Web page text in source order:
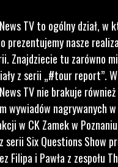
TV to ogólny dział, w
prezentujemy nasze
Znajdziecie tu zarówno
z serii „#tour report”. W
TV nie brakuje
wywiadów nagrywanych
w CK Zamek w
serii Six Questions Show
Filipa i Pawła z zespołu